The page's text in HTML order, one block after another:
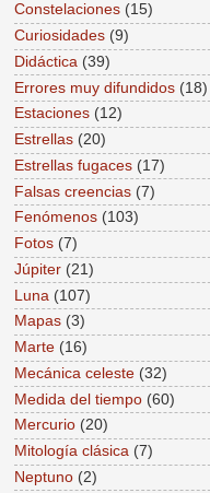
Constelaciones (15)
Curiosidades (9)
Didáctica (39)
Errores muy difundidos (18)
Estaciones (12)
Estrellas (20)
Estrellas fugaces (17)
Falsas creencias (7)
Fenómenos (103)
Fotos (7)
Júpiter (21)
Luna (107)
Mapas (3)
Marte (16)
Mecánica celeste (32)
Medida del tiempo (60)
Mercurio (20)
Mitología clásica (7)
Neptuno (2)